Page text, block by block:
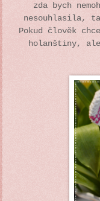
zda bych
nesouhlasila,
Pokud člověk
holanštiny,